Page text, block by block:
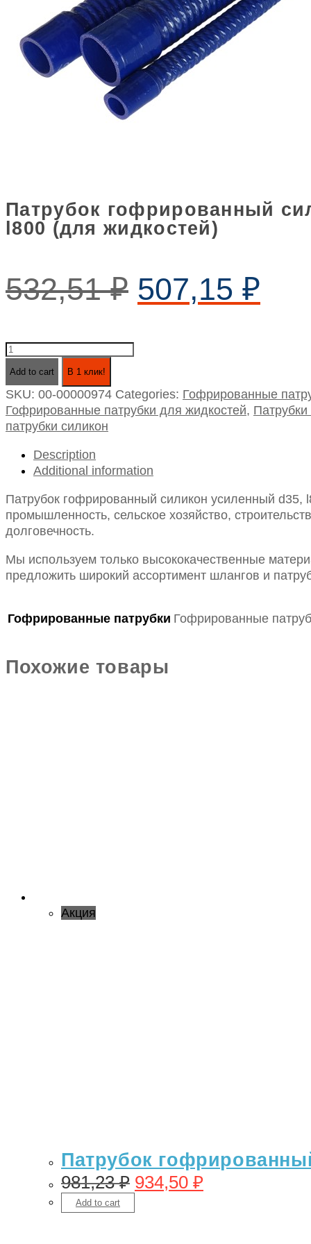
Патрубок гофрированный
l800 (для жидкостей)
532,51₽ 507,15 ₽
Патрубок
усиленный
d35,
l800
жидкостей)
quantity
Add to cart В 1 клик!
SKU: 00-00000974 Categories: Гофрированные
Гофрированные патрубки для жидкостей,
патрубки силикон
Description
Additional information
Патрубок гофрированный силикон усиленный d35,
промышленность, сельское хозяйство,
долговечность.
Мы используем только высококачественные
предложить широкий ассортимент шлангов и
Гофрированные патрубки Гофрированные
Похожие товары
Акция
Патрубок
981,23₽ 934,50 ₽
Add to cart